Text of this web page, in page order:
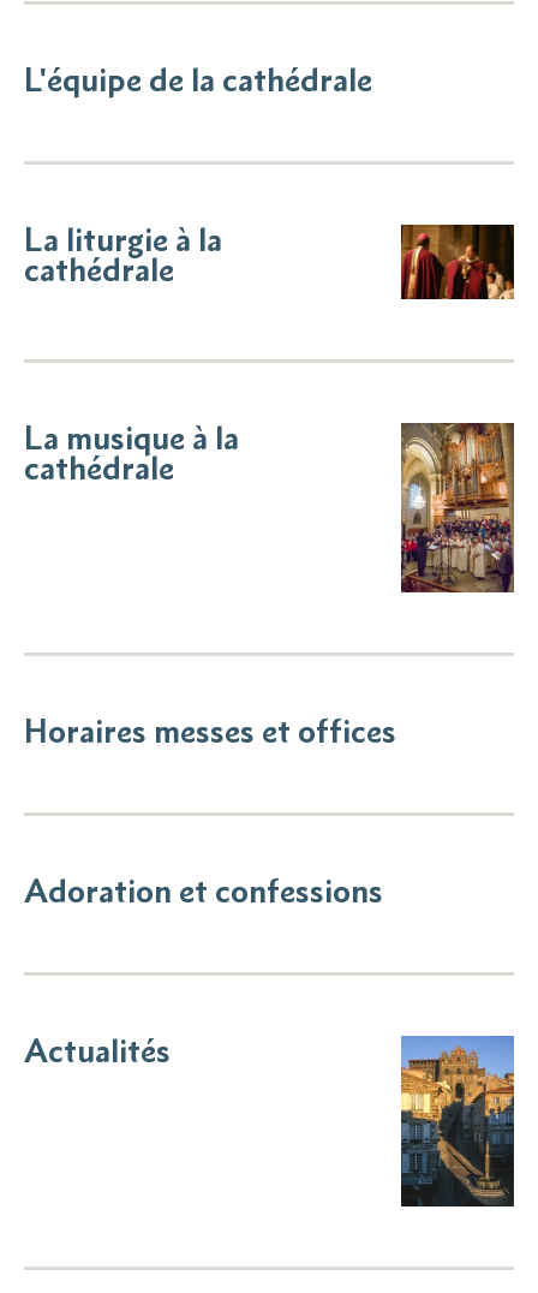
L'équipe de la cathédrale
La liturgie à la
cathédrale
La musique à la
cathédrale
Horaires messes et offices
Adoration et confessions
Actualités